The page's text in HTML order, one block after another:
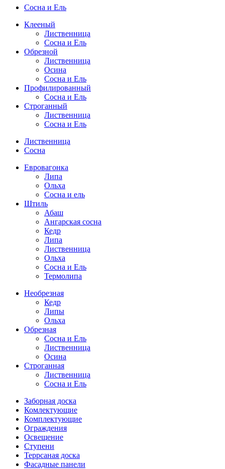
Сосна и Ель
Клееный
Лиственница
Сосна и Ель
Обрезной
Лиственница
Осина
Сосна и Ель
Профилированный
Сосна и Ель
Строганный
Лиственница
Сосна и Ель
Лиственница
Сосна
Евровагонка
Липа
Ольха
Сосна и ель
Штиль
Абаш
Ангарская сосна
Кедр
Липа
Лиственница
Ольха
Сосна и Ель
Термолипа
Необрезная
Кедр
Липы
Ольха
Обрезная
Cосна и Ель
Лиственница
Осина
Строганная
Лиственница
Сосна и Ель
Заборная доска
Комлектующие
Комплектующие
Ограждения
Освещение
Ступени
Террсаная доска
Фасадные панели